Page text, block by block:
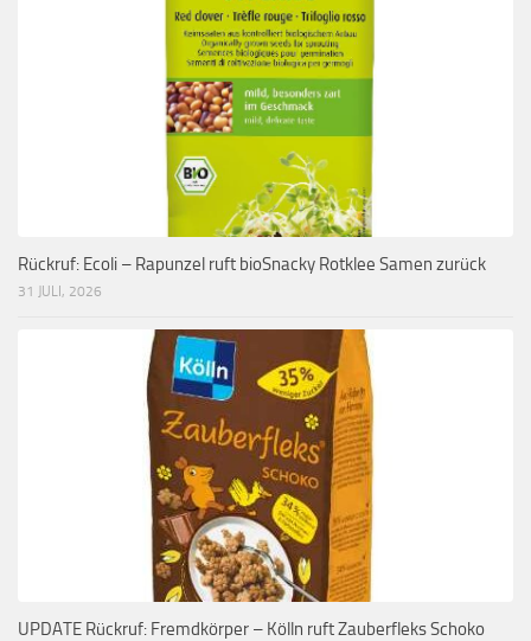
Rückruf: Ecoli – Rapunzel ruft bioSnacky Rotklee Samen zurück
31 JULI, 2026
UPDATE Rückruf: Fremdkörper – Kölln ruft Zauberfleks Schoko